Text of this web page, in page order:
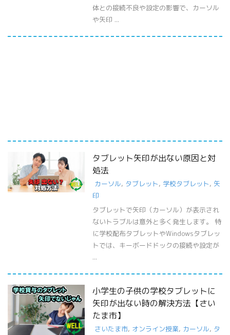
体との接続不良や設定の影響で、カーソル
や矢印 ...
タブレット矢印が出ない原因と対
処法
カーソル, タブレット, 学校タブレット, 矢
印
タブレットで矢印（カーソル）が表示され
ないトラブルは意外と多く発生します。 特
に学校配布タブレットやWindowsタブレッ
トでは、キーボードドックの接続や設定が
...
小学生の子供の学校タブレットに
矢印が出ない時の解決方法【さい
たま市】
さいたま市, オンライン授業, カーソル, タ